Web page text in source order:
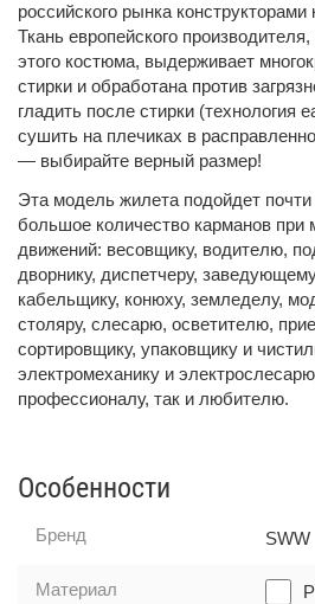
российского рынка
Ткань европейского
этого костюма, выдерживает
стирки и обработана против
гладить после стирки (технология
сушить на плечиках в
— выбирайте верный размер!
Эта модель жилета подойдет
большое количество карманов при
движений: весовщику, водителю,
дворнику, диспетчеру,
кабельщику, конюху, земледелу,
столяру, слесарю, осветителю,
сортировщику, упаковщику и
электромеханику и
профессионалу, так и любителю.
Особенности
Бренд SWW
Материал